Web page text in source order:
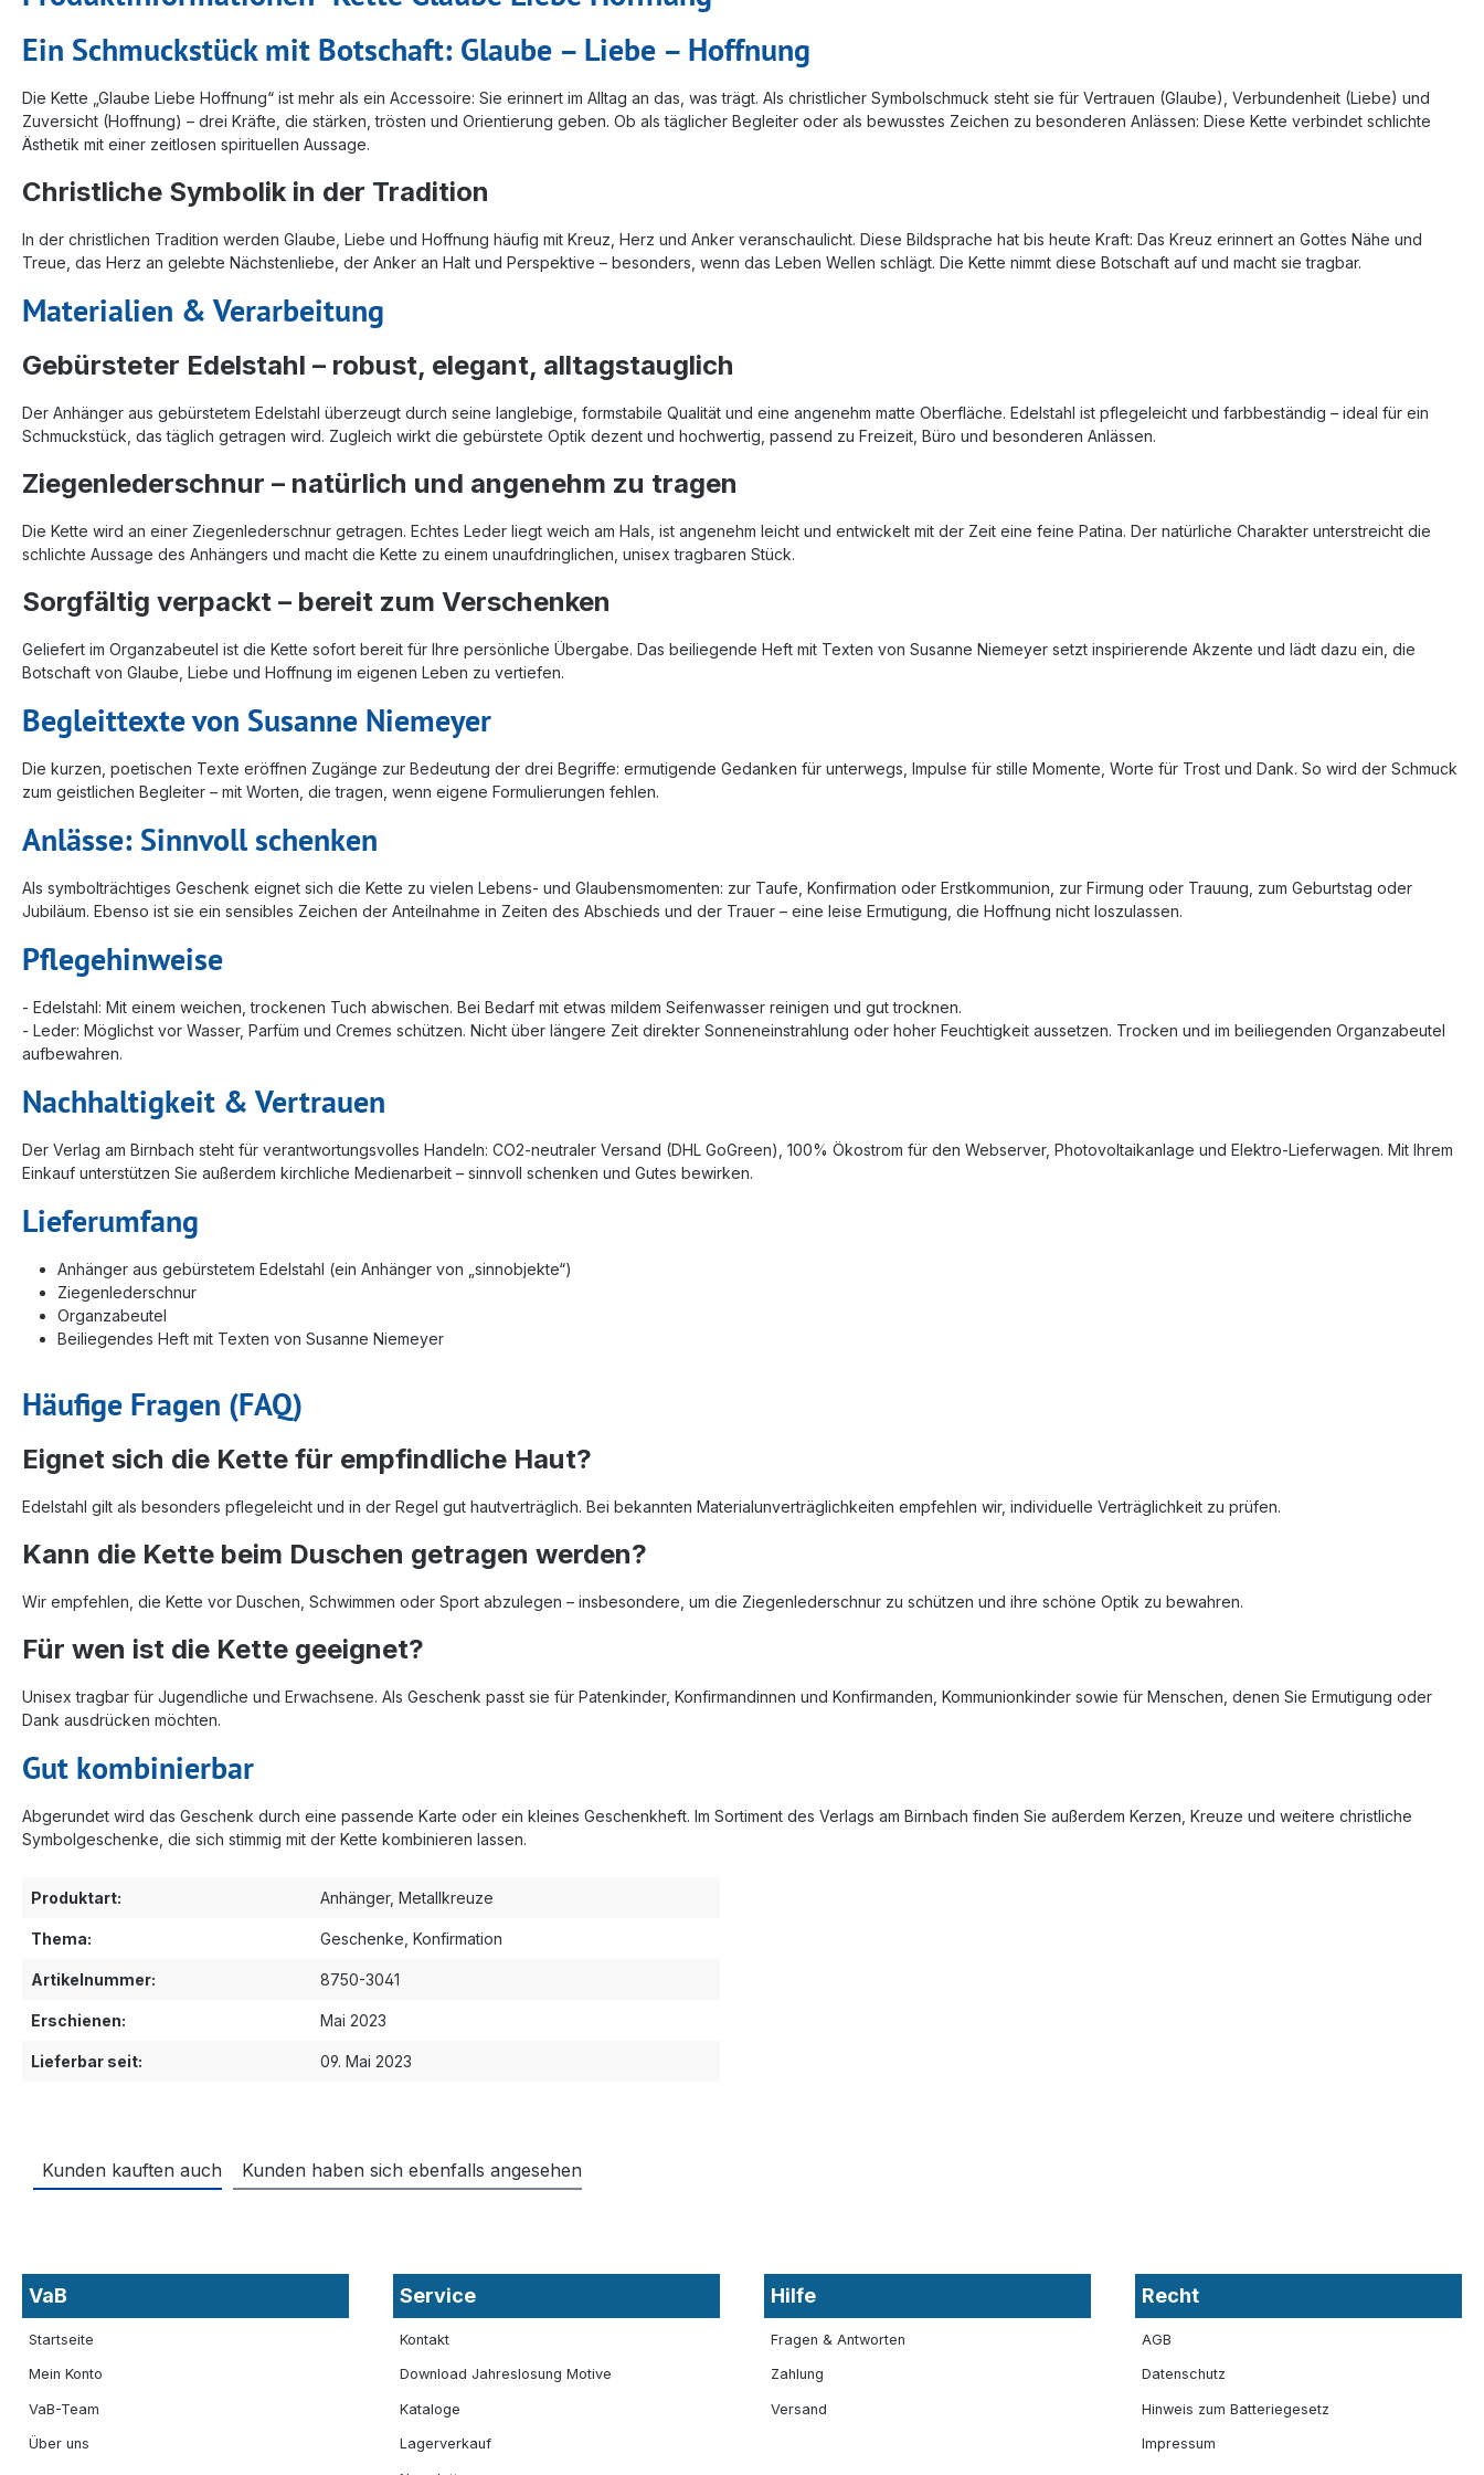
Ein Schmuckstück mit Botschaft: Glaube – Liebe – Hoffnung
Die Kette „Glaube Liebe Hoffnung“ ist mehr als ein Accessoire: Sie erinnert im Alltag an das, was trägt. Als christlicher Symbolschmuck steht sie für Vertrauen (Glaube), Verbundenheit (Liebe) und
Zuversicht (Hoffnung) – drei Kräfte, die stärken, trösten und Orientierung geben. Ob als täglicher Begleiter oder als bewusstes Zeichen zu besonderen Anlässen: Diese Kette verbindet schlichte
Ästhetik mit einer zeitlosen spirituellen Aussage.
Christliche Symbolik in der Tradition
In der christlichen Tradition werden Glaube, Liebe und Hoffnung häufig mit Kreuz, Herz und Anker veranschaulicht. Diese Bildsprache hat bis heute Kraft: Das Kreuz erinnert an Gottes Nähe und
Treue, das Herz an gelebte Nächstenliebe, der Anker an Halt und Perspektive – besonders, wenn das Leben Wellen schlägt. Die Kette nimmt diese Botschaft auf und macht sie tragbar.
Materialien & Verarbeitung
Gebürsteter Edelstahl – robust, elegant, alltagstauglich
Der Anhänger aus gebürstetem Edelstahl überzeugt durch seine langlebige, formstabile Qualität und eine angenehm matte Oberfläche. Edelstahl ist pflegeleicht und farbbeständig – ideal für ein
Schmuckstück, das täglich getragen wird. Zugleich wirkt die gebürstete Optik dezent und hochwertig, passend zu Freizeit, Büro und besonderen Anlässen.
Ziegenlederschnur – natürlich und angenehm zu tragen
Die Kette wird an einer Ziegenlederschnur getragen. Echtes Leder liegt weich am Hals, ist angenehm leicht und entwickelt mit der Zeit eine feine Patina. Der natürliche Charakter unterstreicht die
schlichte Aussage des Anhängers und macht die Kette zu einem unaufdringlichen, unisex tragbaren Stück.
Sorgfältig verpackt – bereit zum Verschenken
Geliefert im Organzabeutel ist die Kette sofort bereit für Ihre persönliche Übergabe. Das beiliegende Heft mit Texten von Susanne Niemeyer setzt inspirierende Akzente und lädt dazu ein, die
Botschaft von Glaube, Liebe und Hoffnung im eigenen Leben zu vertiefen.
Begleittexte von Susanne Niemeyer
Die kurzen, poetischen Texte eröffnen Zugänge zur Bedeutung der drei Begriffe: ermutigende Gedanken für unterwegs, Impulse für stille Momente, Worte für Trost und Dank. So wird der Schmuck
zum geistlichen Begleiter – mit Worten, die tragen, wenn eigene Formulierungen fehlen.
Anlässe: Sinnvoll schenken
Als symbolträchtiges Geschenk eignet sich die Kette zu vielen Lebens- und Glaubensmomenten: zur Taufe, Konfirmation oder Erstkommunion, zur Firmung oder Trauung, zum Geburtstag oder
Jubiläum. Ebenso ist sie ein sensibles Zeichen der Anteilnahme in Zeiten des Abschieds und der Trauer – eine leise Ermutigung, die Hoffnung nicht loszulassen.
Pflegehinweise
- Edelstahl: Mit einem weichen, trockenen Tuch abwischen. Bei Bedarf mit etwas mildem Seifenwasser reinigen und gut trocknen.
- Leder: Möglichst vor Wasser, Parfüm und Cremes schützen. Nicht über längere Zeit direkter Sonneneinstrahlung oder hoher Feuchtigkeit aussetzen. Trocken und im beiliegenden Organzabeutel
aufbewahren.
Nachhaltigkeit & Vertrauen
Der Verlag am Birnbach steht für verantwortungsvolles Handeln: CO2-neutraler Versand (DHL GoGreen), 100% Ökostrom für den Webserver, Photovoltaikanlage und Elektro-Lieferwagen. Mit Ihrem
Einkauf unterstützen Sie außerdem kirchliche Medienarbeit – sinnvoll schenken und Gutes bewirken.
Lieferumfang
Anhänger aus gebürstetem Edelstahl (ein Anhänger von „sinnobjekte“)
Ziegenlederschnur
Organzabeutel
Beiliegendes Heft mit Texten von Susanne Niemeyer
Häufige Fragen (FAQ)
Eignet sich die Kette für empfindliche Haut?
Edelstahl gilt als besonders pflegeleicht und in der Regel gut hautverträglich. Bei bekannten Materialunverträglichkeiten empfehlen wir, individuelle Verträglichkeit zu prüfen.
Kann die Kette beim Duschen getragen werden?
Wir empfehlen, die Kette vor Duschen, Schwimmen oder Sport abzulegen – insbesondere, um die Ziegenlederschnur zu schützen und ihre schöne Optik zu bewahren.
Für wen ist die Kette geeignet?
Unisex tragbar für Jugendliche und Erwachsene. Als Geschenk passt sie für Patenkinder, Konfirmandinnen und Konfirmanden, Kommunionkinder sowie für Menschen, denen Sie Ermutigung oder
Dank ausdrücken möchten.
Gut kombinierbar
Abgerundet wird das Geschenk durch eine passende Karte oder ein kleines Geschenkheft. Im Sortiment des Verlags am Birnbach finden Sie außerdem Kerzen, Kreuze und weitere christliche
Symbolgeschenke, die sich stimmig mit der Kette kombinieren lassen.
Produktart: Anhänger, Metallkreuze
Thema: Geschenke , Konfirmation
Artikelnummer: 8750-3041
Erschienen: Mai 2023
Lieferbar seit: 09. Mai 2023
Kunden kauften auch Kunden haben sich ebenfalls angesehen
VaB
Startseite
Mein Konto
VaB-Team
Über uns
Service
Kontakt
Download Jahreslosung Motive
Kataloge
Lagerverkauf
Hilfe
Fragen & Antworten
Zahlung
Versand
Recht
AGB
Datenschutz
Hinweis zum Batteriegesetz
Impressum